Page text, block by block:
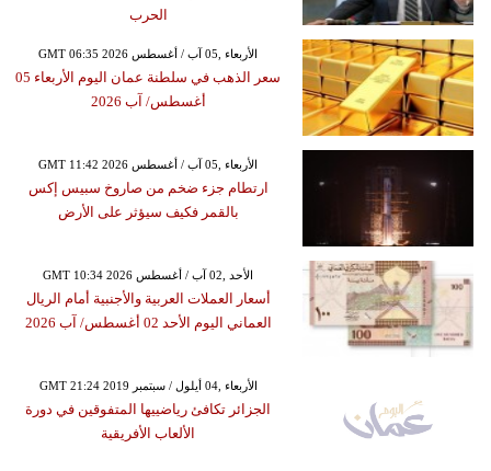
الحرب
GMT 06:35 2026 الأربعاء ,05 آب / أغسطس
سعر الذهب في سلطنة عمان اليوم الأربعاء 05
أغسطس/ آب 2026
GMT 11:42 2026 الأربعاء ,05 آب / أغسطس
ارتطام جزء ضخم من صاروخ سبيس إكس
بالقمر فكيف سيؤثر على الأرض
GMT 10:34 2026 الأحد ,02 آب / أغسطس
أسعار العملات العربية والأجنبية أمام الريال
العماني اليوم الأحد 02 أغسطس/ آب 2026
GMT 21:24 2019 الأربعاء ,04 أيلول / سبتمبر
الجزائر تكافئ رياضييها المتفوقين في دورة
الألعاب الأفريقية